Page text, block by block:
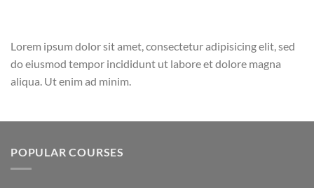
Lorem ipsum dolor sit amet, consectetur adipisicing elit, sed
do eiusmod tempor incididunt ut labore et dolore magna
aliqua. Ut enim ad minim.
POPULAR COURSES